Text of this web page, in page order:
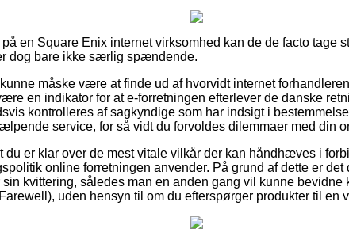
en Square Enix internet virksomhed kan de de facto tage
dog bare ikke særlig spændende.
måske være at finde ud af hvorvidt internet
en indikator for at e-forretningen efterlever de danske
kontrolleres af sagkyndige som har indsigt i
service, for så vidt du forvoldes dilemmaer med din
du er klar over de mest vitale vilkår der kan håndhæves i
online forretningen anvender. På grund af dette er det
kvittering, således man en anden gang vil kunne bevidne
uden hensyn til om du efterspørger produkter til en